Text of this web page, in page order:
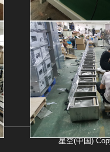
封口
单室真
快速链接
应用案例
星空(中国)
星空(中国)
常见问题
星空(中国)